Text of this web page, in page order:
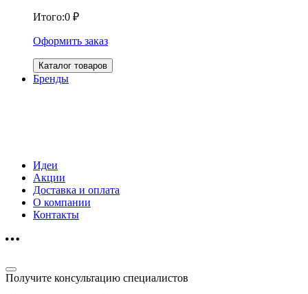
Итого:0 ₽
Оформить заказ
Каталог товаров
Бренды
Идеи
Акции
Доставка и оплата
О компании
Контакты
Получите консультацию специалистов